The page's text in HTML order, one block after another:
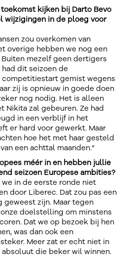
kijken bij Darto Bevo
wijzigingen in de ploeg voor
zou overkomen van
overige hebben we nog een
mezelf geen dertigers
had dit seizoen de
gemist wegens
zij is opnieuw in goede doen
nog nodig. Het is alleen
Nikita zal gebeuren. Ze had
in een verblijf in het
er hard voor gewerkt. Maar
hoe het met haar gesteld
een achttal maanden.”
méér in en hebben jullie
seizoen Europese ambities?
in de eerste ronde niet
door Liberec. Dat zou pas een
zijn. Maar tegen
doelstelling om minstens
Dat we op bezoek bij hen
was dan ook een
Meer zat er echt niet in
die beker wil winnen.